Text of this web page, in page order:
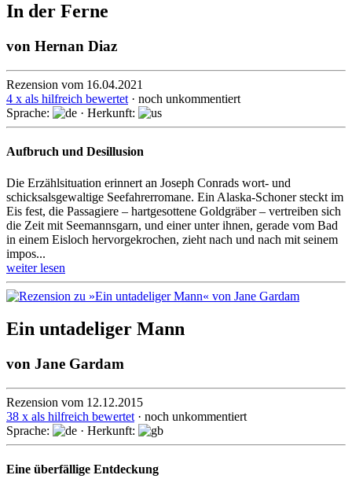
In der Ferne
von Hernan Diaz
Rezension vom 16.04.2021
4 x als hilfreich bewertet · noch unkommentiert
Sprache:
· Herkunft:
Aufbruch und Desillusion
Die Erzählsituation erinnert an Joseph Conrads wort- und
schicksalsgewaltige Seefahrerromane. Ein Alaska-Schoner steckt im
Eis fest, die Passa­giere – hart­gesot­tene Gold­gräber – vertrei­ben sich
die Zeit mit Seemanns­garn, und einer unter ihnen, gerade vom Bad
in einem Eisloch hervor­gekrochen, zieht nach und nach mit seinem
impo­s...
weiter lesen
Ein untadeliger Mann
von Jane Gardam
Rezension vom 12.12.2015
38 x als hilfreich bewertet · noch unkommentiert
Sprache:
· Herkunft:
Eine überfällige Entdeckung